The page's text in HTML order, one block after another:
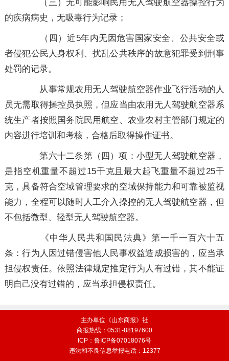
（三）无可能影响民用无人驾驶航空器操控行为
的疾病病史，无吸毒行为记录；
（四）近5年内无因危害国家安全、公共安全或
者侵犯公民人身权利、扰乱公共秩序的故意犯罪受到刑事
处罚的记录。
从事常规农用无人驾驶航空器作业飞行活动的人
员无需取得操控员执照，但应当由农用无人驾驶航空器系
统生产者按照国务院民用航空、农业农村主管部门规定的
内容进行培训和考核，合格后取得操作证书。
第六十二条第（四）项：小型无人驾驶航空器，
是指空机重量不超过15千克且最大起飞重量不超过25千
克，具备符合空域管理要求的空域保持能力和可靠被监视
能力，全程可以随时人工介入操控的无人驾驶航空器，但
不包括微型、轻型无人驾驶航空器。
《中华人民共和国民法典》第一千一百六十五
条：行为人因过错侵害他人民事权益造成损害的，应当承
担侵权责任。依照法律规定推定行为人有过错，其不能证
明自己没有过错的，应当承担侵权责任。
主办单位《山东商报》社
商报热线：0531-88197600
ICP：鲁ICP备07018076号
违法和不良信息举报电话：12377